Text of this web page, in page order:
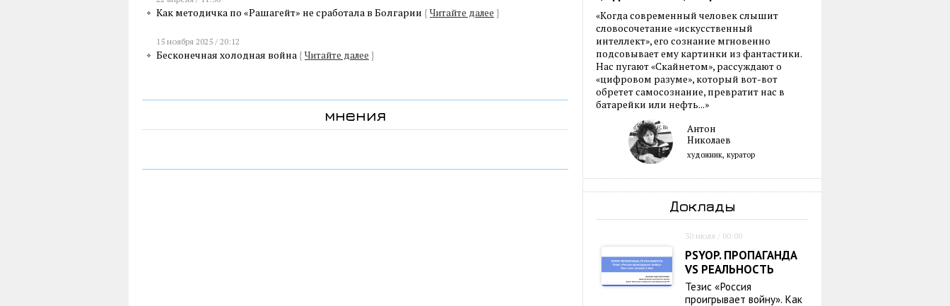
Как методичка по «Рашагейт» не сработала в Болгарии { Читайте далее }
15 ноября 2025 / 20:12
Бесконечная холодная война { Читайте далее }
мнения
«Когда современный человек слышит
словосочетание «искусственный
интеллект», его сознание мгновенно
подсовывает ему картинки из фантастики.
Нас пугают «Скайнетом», рассуждают о
«цифровом разуме», который вот-вот
обретет самосознание, превратит нас в
батарейки или нефть...»
Антон
Николаев
художник, куратор
Доклады
30 июля / 00:00
PSYOP. ПРОПАГАНДА
VS РЕАЛЬНОСТЬ
Тезис «Россия
проигрывает войну». Как